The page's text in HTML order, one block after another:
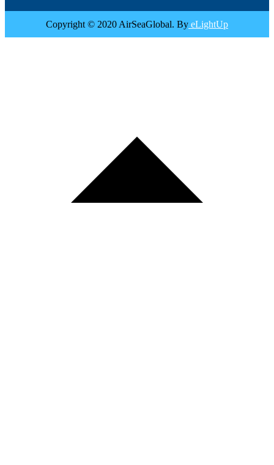
Copyright © 2020 AirSeaGlobal. By eLightUp